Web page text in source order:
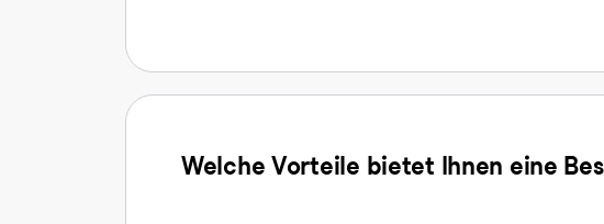
Welche Vorteile bietet Ihnen eine